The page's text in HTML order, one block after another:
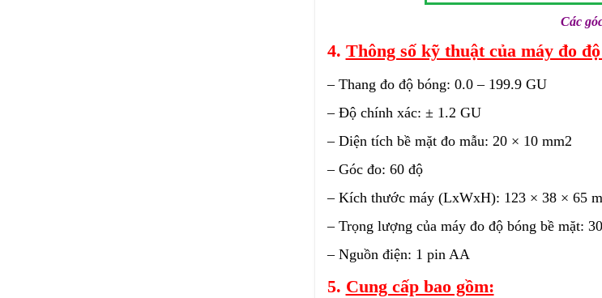
Các góc đo độ
4. Thông số kỹ thuật của máy đo
– Thang đo độ bóng: 0.0 – 199.9 GU
– Độ chính xác: ± 1.2 GU
– Diện tích bề mặt đo mẫu: 20 × 10 mm2
– Góc đo: 60 độ
– Kích thước máy (LxWxH): 123 × 38 × 65
– Trọng lượng của máy đo độ bóng bề mặt:
– Nguồn điện: 1 pin AA
5. Cung cấp bao gồm: